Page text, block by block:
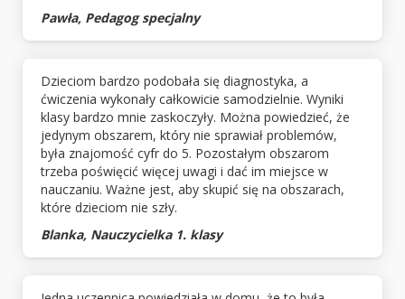
Pawła, Pedagog specjalny
Dzieciom bardzo podobała się diagnostyka, a
ćwiczenia wykonały całkowicie samodzielnie. Wyniki
klasy bardzo mnie zaskoczyły. Można powiedzieć, że
jedynym obszarem, który nie sprawiał problemów,
była znajomość cyfr do 5. Pozostałym obszarom
trzeba poświęcić więcej uwagi i dać im miejsce w
nauczaniu. Ważne jest, aby skupić się na obszarach,
które dzieciom nie szły.
Blanka, Nauczycielka 1. klasy